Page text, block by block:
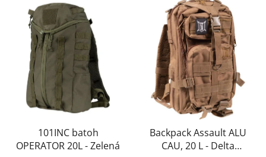
101INC batoh
OPERATOR 20L - Zelená
Backpack Assault ALU
CAU, 20 L - Delta